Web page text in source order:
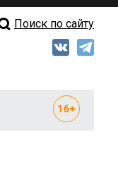
Поиск по сайту